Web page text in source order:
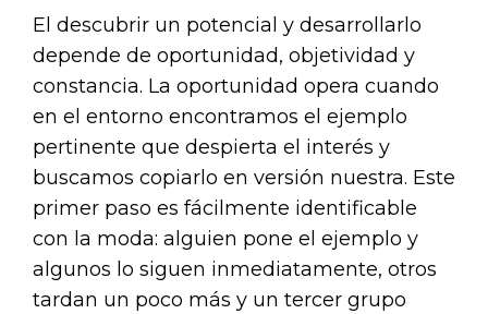
El descubrir un potencial y desarrollarlo
depende de oportunidad, objetividad y
constancia. La oportunidad opera cuando
en el entorno encontramos el ejemplo
pertinente que despierta el interés y
buscamos copiarlo en versión nuestra. Este
primer paso es fácilmente identificable
con la moda: alguien pone el ejemplo y
algunos lo siguen inmediatamente, otros
tardan un poco más y un tercer grupo